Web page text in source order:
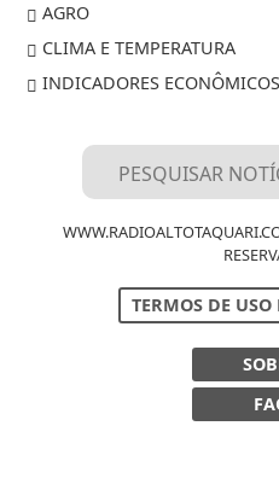
AGRO
CLIMA E TEMPERATURA
INDICADORES ECONÔMICOS
TERMOS DE